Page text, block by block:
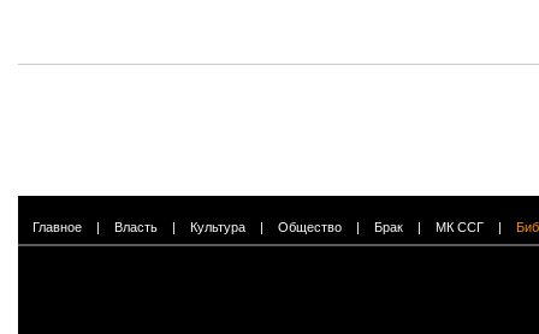
Главное | Власть | Культура | Общество | Брак | МК ССГ |